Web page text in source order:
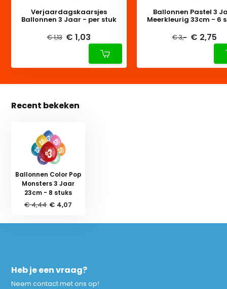
Verjaardagskaarsjes
Ballonnen 3 Jaar - per stuk
€ 1,13 € 1,03
Ballonnen Pastel 3
Meerkleurig 33cm - 6
€ 3,- € 2,75
Recent bekeken
Ballonnen Color Pop
Monsters 3 Jaar
23cm - 8 stuks
€ 4,44 € 4,07
Heb je een vraag?
Neem contact met ons op!